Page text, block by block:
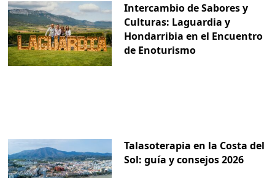
Intercambio de Sabores y
Culturas: Laguardia y
Hondarribia en el Encuentro
de Enoturismo
Talasoterapia en la Costa del
Sol: guía y consejos 2026